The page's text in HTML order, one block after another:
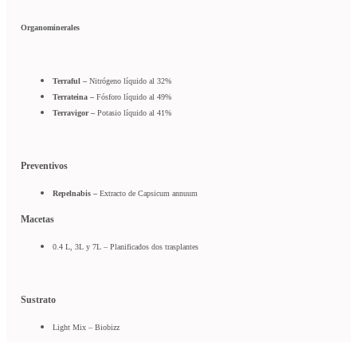
Organominerales
Terraful – Nitrógeno líquido al 32%
Terrateina – Fósforo líquido al 49%
Terravigor – Potasio líquido al 41%
Preventivos
Repelnabis – Extracto de Capsicum annuum
Macetas
0.4 L, 3L y 7L – Planificados dos trasplantes
Sustrato
Light Mix – Biobizz